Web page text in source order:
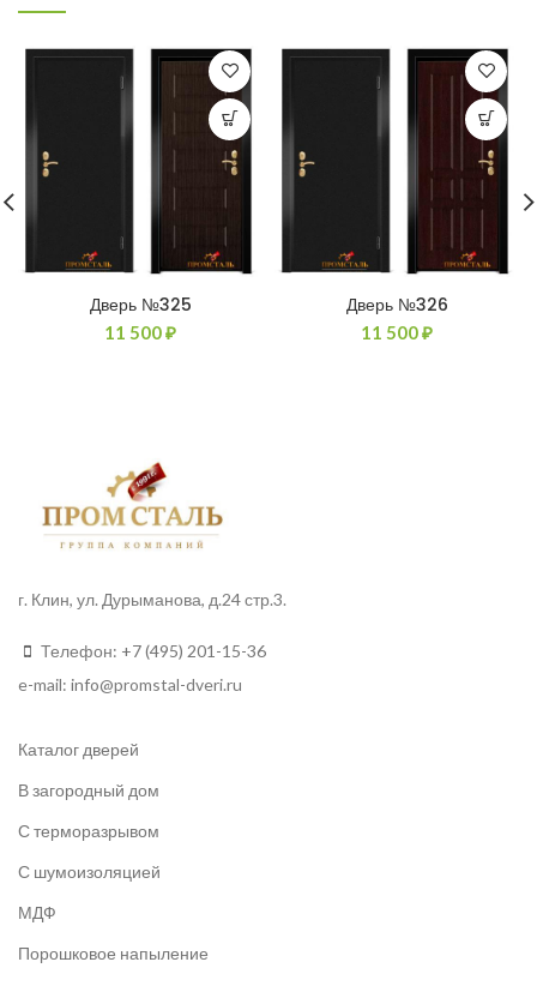
Дверь №325
11 500₽
Дверь №326
11 500₽
г. Клин, ул. Дурыманова, д.24 стр.3.
Телефон: +7 (495) 201-15-36
e-mail: info@promstal-dveri.ru
Каталог дверей
В загородный дом
С терморазрывом
С шумоизоляцией
МДФ
Порошковое напыление